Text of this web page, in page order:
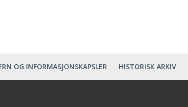
OG INFORMASJONSKAPSLER HISTORISK ARKIV